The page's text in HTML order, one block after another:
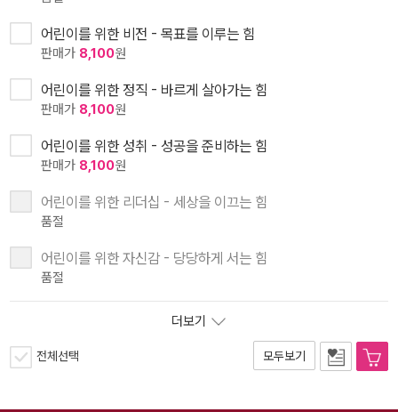
어린이를 위한 비전 - 목표를 이루는 힘
판매가 8,100원
어린이를 위한 정직 - 바르게 살아가는 힘
판매가 8,100원
어린이를 위한 성취 - 성공을 준비하는 힘
판매가 8,100원
어린이를 위한 리더십 - 세상을 이끄는 힘
품절
어린이를 위한 자신감 - 당당하게 서는 힘
품절
더보기
전체선택 모두보기